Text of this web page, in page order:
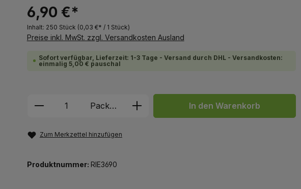
6,90 €*
Inhalt: 250 Stück (0,03 €* / 1 Stück)
Preise inkl. MwSt. zzgl. Versandkosten Ausland
Sofort verfügbar, Lieferzeit: 1-3 Tage - Versand durch DHL - Versandkosten:
einmalig 5,00 € pauschal
Produkt Anzahl: Gib den gewünschten Wert
Packung In den Warenkorb
Zum Merkzettel hinzufügen
Produktnummer: RIE3690